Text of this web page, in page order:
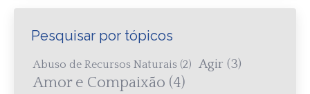
Pesquisar por tópicos
Abuso de Recursos Naturais (2) Agir (3)
Amor e Compaixão (4)